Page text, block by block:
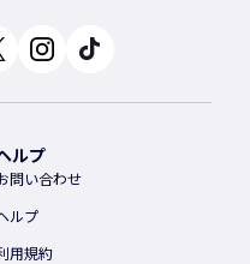
ルプ
問い合わせ
ルプ
用規約